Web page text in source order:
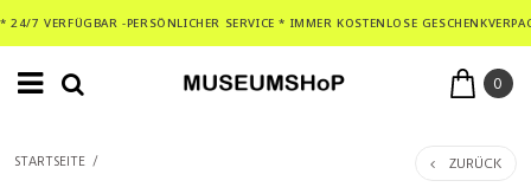
* 24/7 VERFÜGBAR -PERSÖNLICHER SERVICE * IMMER KOSTENLOSE
0
STARTSEITE / ZURÜCK